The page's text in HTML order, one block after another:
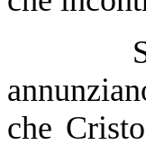
Siamo
che